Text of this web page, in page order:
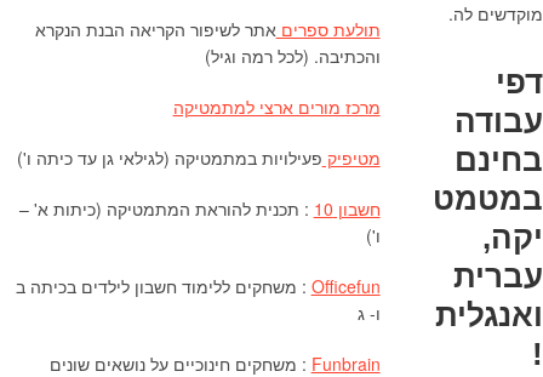
תולעת ספריםאתר לשיפור הקריאה הבנת הנקרא
והכתיבה. (לכל רמה וגיל)
מרכז מורים ארצי למתמטיקה
מטיפיק פעילויות במתמטיקה (לגילאי גן עד כיתה ו')
חשבון 10
: תכנית להוראת המתמטיקה (כיתות א' –
ו')
Officefun : משחקים ללימוד חשבון לילדים בכיתה ב
ו- ג
Funbrain : משחקים חינוכיים על נושאים שונים
מוקדשים לה.
דפי
עבודה
בחינם
במטמט
יקה,
עברית
ואנגלית
!